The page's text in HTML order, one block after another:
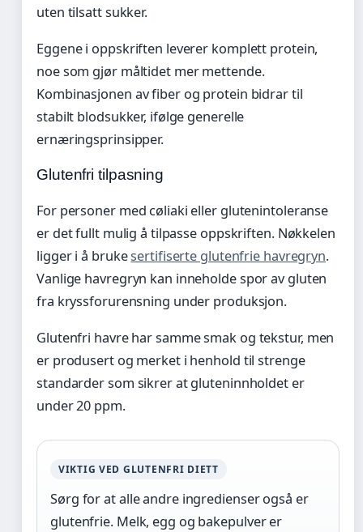
uten tilsatt sukker.
Eggene i oppskriften leverer komplett protein,
noe som gjør måltidet mer mettende.
Kombinasjonen av fiber og protein bidrar til
stabilt blodsukker, ifølge generelle
ernæringsprinsipper.
Glutenfri tilpasning
For personer med cøliaki eller glutenintoleranse
er det fullt mulig å tilpasse oppskriften. Nøkkelen
ligger i å brukesertifiserte glutenfrie havregryn.
Vanlige havregryn kan inneholde spor av gluten
fra kryssforurensning under produksjon.
Glutenfri havre har samme smak og tekstur, men
er produsert og merket i henhold til strenge
standarder som sikrer at gluteninnholdet er
under 20 ppm.
VIKTIG VED GLUTENFRI DIETT
Sørg for at alle andre ingredienser også er
glutenfrie. Melk, egg og bakepulver er